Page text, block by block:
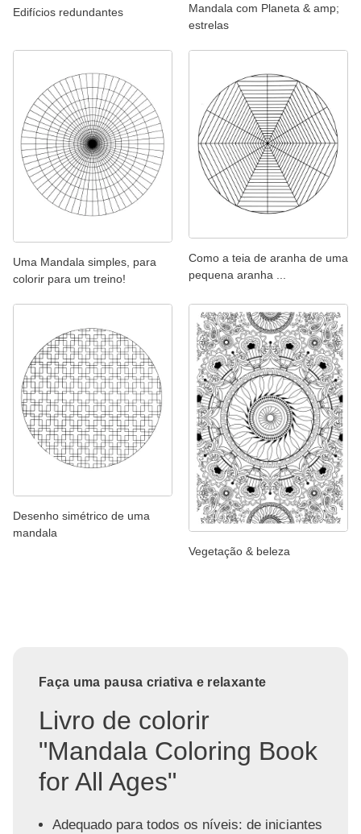
Edifícios redundantes
Mandala com Planeta & amp;
estrelas
Uma Mandala simples, para
colorir para um treino!
Como a teia de aranha de uma
pequena aranha ...
Desenho simétrico de uma
mandala
Vegetação & beleza
Faça uma pausa criativa e relaxante
Livro de colorir
"Mandala Coloring Book
for All Ages"
Adequado para todos os níveis: de iniciantes